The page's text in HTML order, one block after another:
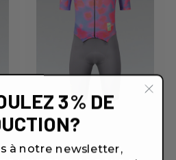
3% DE
à notre newsletter,